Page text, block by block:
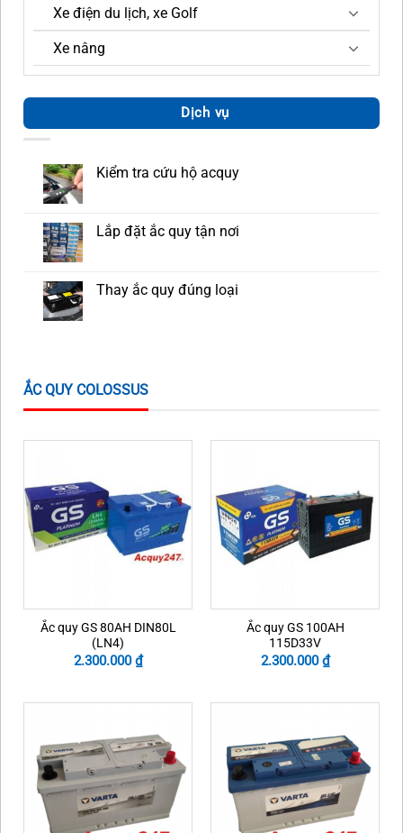
Xe điện du lịch, xe Golf
Xe nâng
Dịch vụ
Kiểm tra cứu hộ acquy
Lắp đặt ắc quy tận nơi
Thay ắc quy đúng loại
ẮC QUY COLOSSUS
Ắc quy GS 80AH DIN80L
(LN4)
2.300.000₫
Ắc quy GS 100AH
115D33V
2.300.000₫